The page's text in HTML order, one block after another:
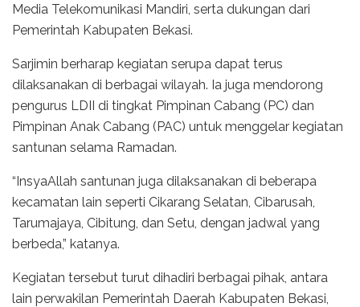
Media Telekomunikasi Mandiri, serta dukungan dari
Pemerintah Kabupaten Bekasi.
Sarjimin berharap kegiatan serupa dapat terus
dilaksanakan di berbagai wilayah. Ia juga mendorong
pengurus LDII di tingkat Pimpinan Cabang (PC) dan
Pimpinan Anak Cabang (PAC) untuk menggelar kegiatan
santunan selama Ramadan.
“InsyaAllah santunan juga dilaksanakan di beberapa
kecamatan lain seperti Cikarang Selatan, Cibarusah,
Tarumajaya, Cibitung, dan Setu, dengan jadwal yang
berbeda,” katanya.
Kegiatan tersebut turut dihadiri berbagai pihak, antara
lain perwakilan Pemerintah Daerah Kabupaten Bekasi,